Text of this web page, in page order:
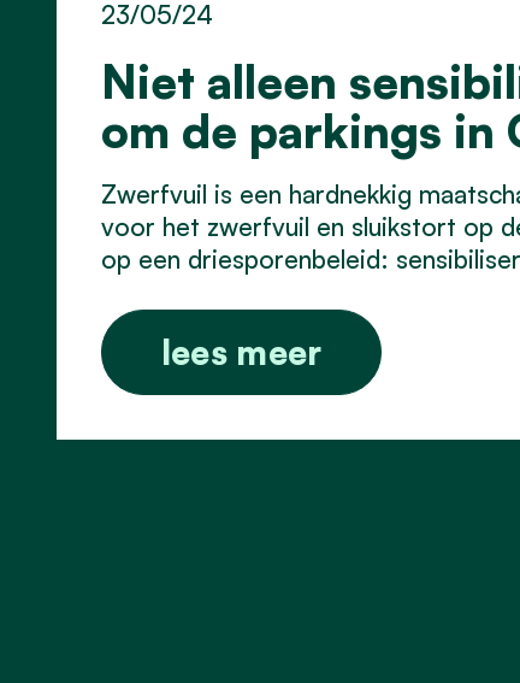
Niet alleen
om de parkings in
23/05/24
Zwerfvuil is een hardnekkig
voor het zwerfvuil en sluikstort op
op een driesporenbeleid:
lees meer